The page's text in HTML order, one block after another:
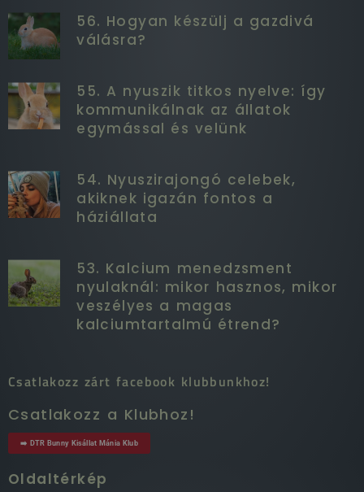
56. Hogyan készülj a gazdivá
válásra?
55. A nyuszik titkos nyelve: így
kommunikálnak az állatok
egymással és velünk
54. Nyuszirajongó celebek,
akiknek igazán fontos a
háziállata
53. Kalcium menedzsment
nyulaknál: mikor hasznos, mikor
veszélyes a magas
kalciumtartalmú étrend?
Csatlakozz zárt facebook klubbunkhoz!
Csatlakozz a Klubhoz!
➡️ DTR Bunny Kisállat Mánia Klub
Oldaltérkép